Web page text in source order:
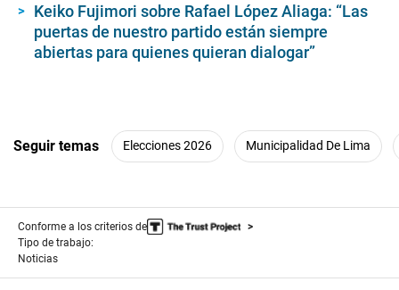
Keiko Fujimori sobre Rafael López Aliaga: “Las
puertas de nuestro partido están siempre
abiertas para quienes quieran dialogar”
Seguir temas Elecciones 2026 Municipalidad De Lima
Conforme a los criterios de
Tipo de trabajo:
Noticias